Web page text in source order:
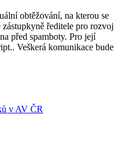
obtěžování, na kterou se
ředitele pro rozvoj
před spamboty. Pro její
. Veškerá komunikace bude
v AV ČR